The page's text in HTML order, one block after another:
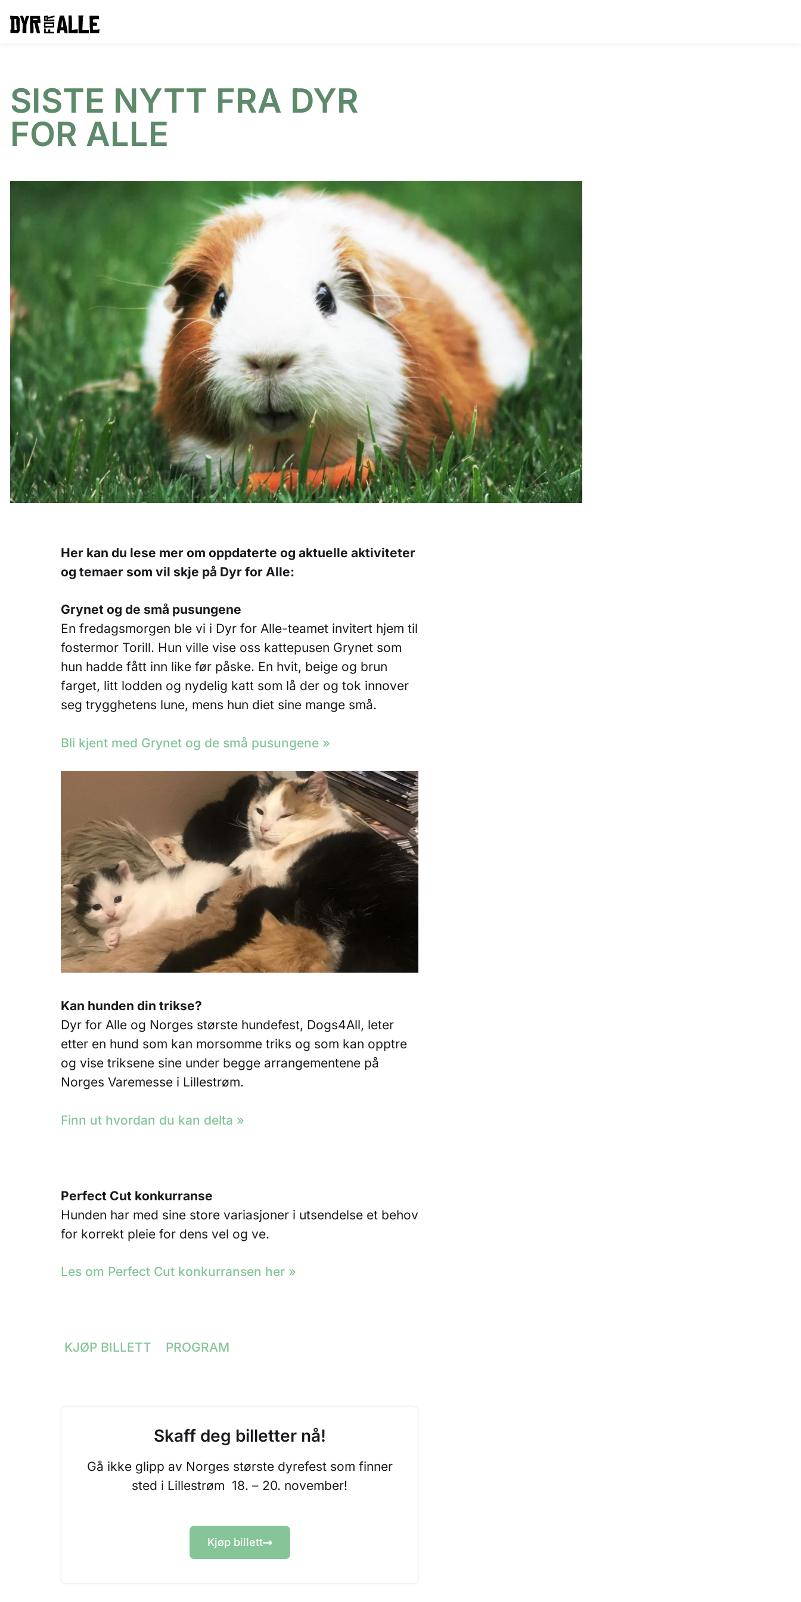
SISTE NYTT FRA DYR
FOR ALLE
Her kan du lese mer om oppdaterte og aktuelle aktiviteter
og temaer som vil skje på Dyr for Alle:
Grynet og de små pusungene
En fredagsmorgen ble vi i Dyr for Alle-teamet invitert hjem til
fostermor Torill. Hun ville vise oss kattepusen Grynet som
hun hadde fått inn like før påske. En hvit, beige og brun
farget, litt lodden og nydelig katt som lå der og tok innover
seg trygghetens lune, mens hun diet sine mange små.
Bli kjent med Grynet og de små pusungene »
Kan hunden din trikse?
Dyr for Alle og Norges største hundefest, Dogs4All, leter
etter en hund som kan morsomme triks og som kan opptre
og vise triksene sine under begge arrangementene på
Norges Varemesse i Lillestrøm.
Finn ut hvordan du kan delta »
Perfect Cut konkurranse
Hunden har med sine store variasjoner i utsendelse et behov
for korrekt pleie for dens vel og ve.
Les om Perfect Cut konkurransen her »
KJØP BILLETT PROGRAM
Skaff deg billetter nå!
Gå ikke glipp av Norges største dyrefest som finner
sted i Lillestrøm 18. – 20. november!
Kjøp billett